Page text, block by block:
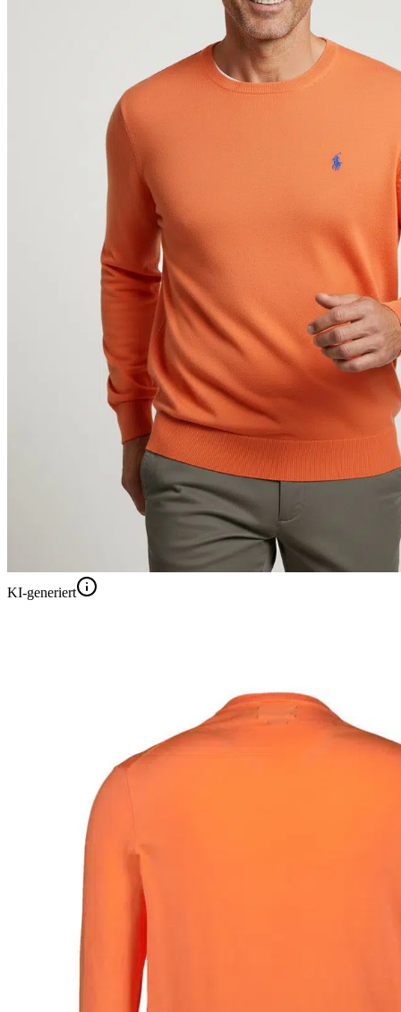
KI-generiert